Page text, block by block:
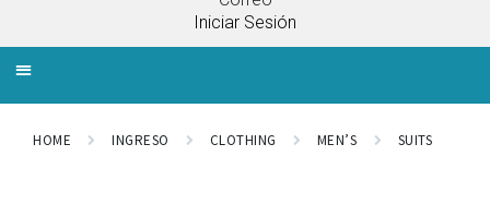
Iniciar Sesión
HOME INGRESO CLOTHING MEN’S SUITS